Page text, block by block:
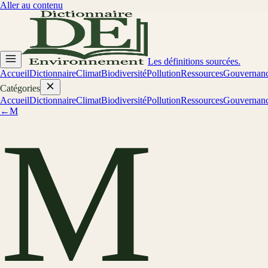
Aller au contenu
Les définitions sourcées.
AccueilDictionnaireClimatBiodiversitéPollutionRessources
Catégories
AccueilDictionnaireClimatBiodiversitéPollutionRessources
←M
M